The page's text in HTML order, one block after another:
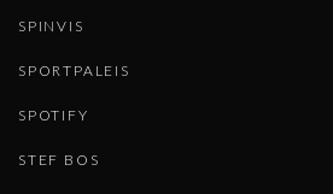
SPINVIS
SPORTPALEIS
SPOTIFY
STEF BOS